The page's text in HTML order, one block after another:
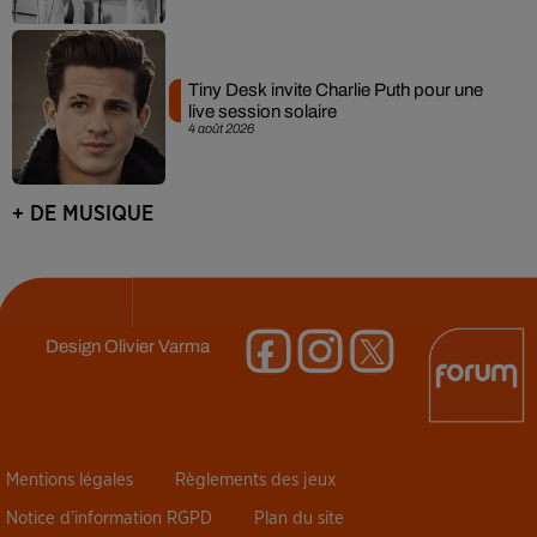
4 août 2026
Tiny Desk invite Charlie Puth pour une
live session solaire
+ DE MUSIQUE
DesignOlivier Varma
Mentions légales Règlements des jeux
Notice d’information RGPD Plan du site